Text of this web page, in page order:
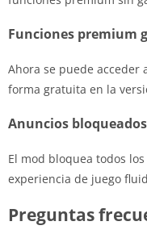
Funciones premium
Ahora se puede acceder
forma gratuita en la
Anuncios bloqueados
El mod bloquea todos
experiencia de juego
Preguntas